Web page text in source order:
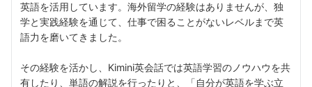
英語を活用しています。海外留学の経験はありませんが、独
学と実践経験を通じて、仕事で困ることがないレベルまで英
語力を磨いてきました。
その経験を活かし、Kimini英会話では英語学習のノウハウを共
有したり、単語の解説を行ったりと、「自分が英語を学ぶ立